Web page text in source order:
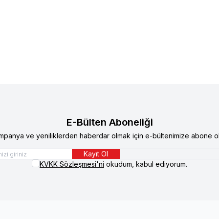
E-Bülten Aboneliği
ve yeniliklerden haberdar olmak için e-bültenimize abone
Kayıt Ol
KVKK Sözleşmesi'ni okudum, kabul ediyorum.